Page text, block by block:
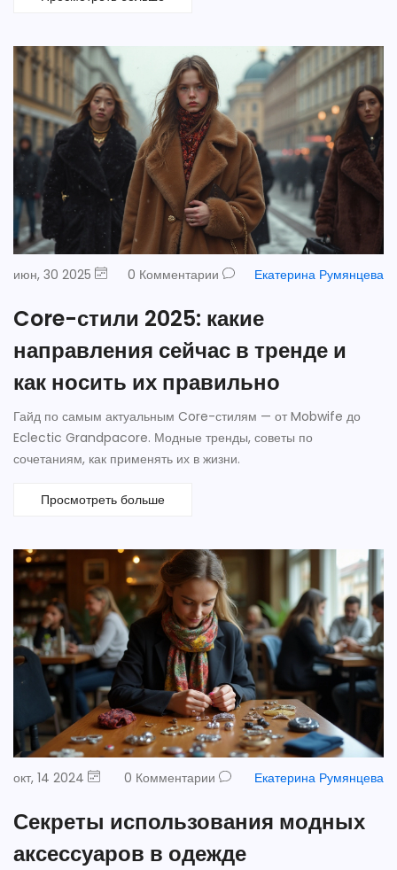
июн, 30 2025 0 Комментарии Екатерина Румянцева
Core-стили 2025: какие
направления сейчас в тренде и
как носить их правильно
Гайд по самым актуальным Core-стилям — от Mobwife до
Eclectic Grandpacore. Модные тренды, советы по
сочетаниям, как применять их в жизни.
Просмотреть больше
окт, 14 2024 0 Комментарии Екатерина Румянцева
Секреты использования модных
аксессуаров в одежде